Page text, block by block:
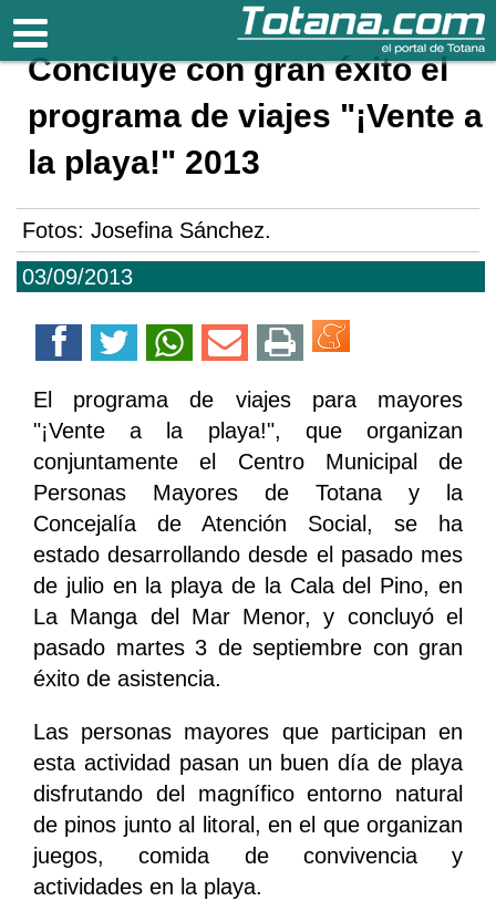
Totana.com
03/09/2013
Concluye con gran éxito el
programa de viajes "¡Vente a
la playa!" 2013
Fotos: Josefina Sánchez.
El programa de viajes para mayores
"¡Vente a la playa!", que organizan
conjuntamente el Centro Municipal de
Personas Mayores de Totana y la
Concejalía de Atención Social, se ha
estado desarrollando desde el pasado mes
de julio en la playa de la Cala del Pino, en
La Manga del Mar Menor, y concluyó el
pasado martes 3 de septiembre con gran
éxito de asistencia.
Las personas mayores que participan en
esta actividad pasan un buen día de playa
disfrutando del magnífico entorno natural
de pinos junto al litoral, en el que organizan
juegos, comida de convivencia y
actividades en la playa.